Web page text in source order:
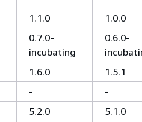
1.1.0 1.0.0
0.7.0-
incubating
0.6.0-
1.6.0 1.5.1
- -
5.2.0 5.1.0